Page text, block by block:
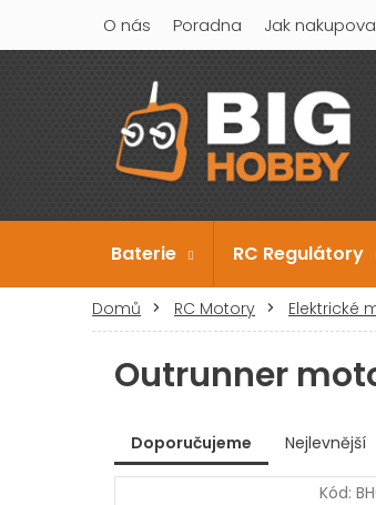
obsah
O nás Poradna Jak
Baterie RC Regulátory
Domů RC Motory Elektrické
Outrunner
Ř
Doporučujeme Nejlevnější
ý
p Kód: